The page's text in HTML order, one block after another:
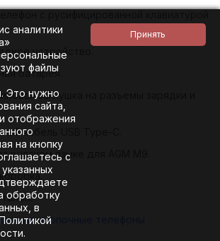
устройство.
батарея.
заглушка на разъемы зарядки и
кабель USB Type-C.
русском языке для AGM M9.
кнопочные телефоны
аналитики
файлы
Это нужно
сайта,
отображения
на кнопку
с
обработку
в